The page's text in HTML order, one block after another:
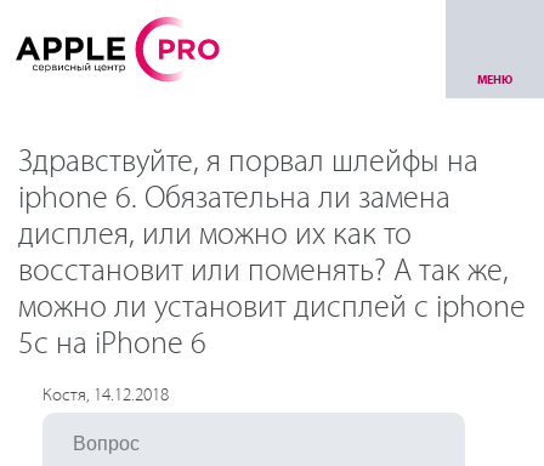
МЕНЮ
Здравствуйте, я порвал шлейфы на
iphone 6. Обязательна ли замена
дисплея, или можно их как то
восстановит или поменять? А так же,
можно ли установит дисплей с iphone
5c на iPhone 6
Костя, 14.12.2018
Вопрос